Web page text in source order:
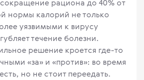
рациона до 40% от
нормы калорий не только
уязвимыми к вирусу
течение болезни.
решение кроется где-то
«за» и «против»: во время
но не стоит переедать.